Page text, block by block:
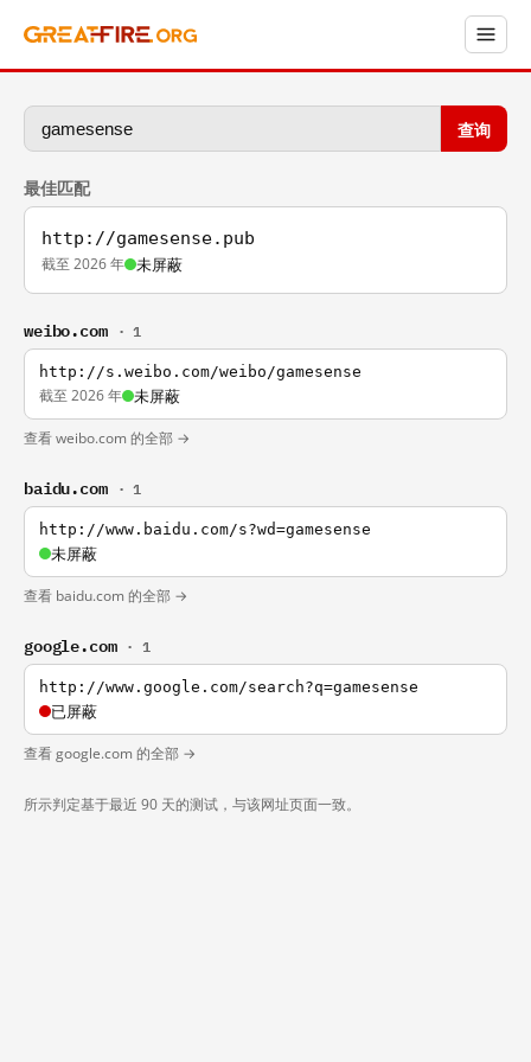
查询
最佳匹配
http://gamesense.pub
截至 2026 年 未屏蔽
weibo.com · 1
http://s.weibo.com/weibo/gamesense
截至 2026 年 未屏蔽
查看 weibo.com 的全部 →
baidu.com · 1
http://www.baidu.com/s?wd=gamesense
未屏蔽
查看 baidu.com 的全部 →
google.com · 1
http://www.google.com/search?q=gamesense
已屏蔽
查看 google.com 的全部 →
所示判定基于最近 90 天的测试，与该网址页面一致。